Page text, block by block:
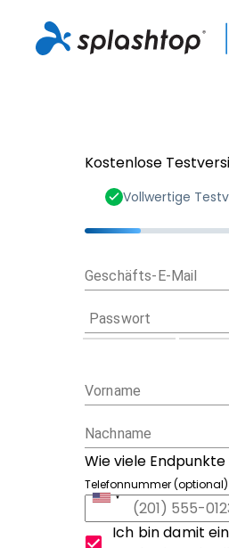
Kostenlose
Vollwertige
Geschäfts-E-Mail
Passwort
Vorname
Nachname
Wie viele
Telefonnummer (optional)
Ich bin damit